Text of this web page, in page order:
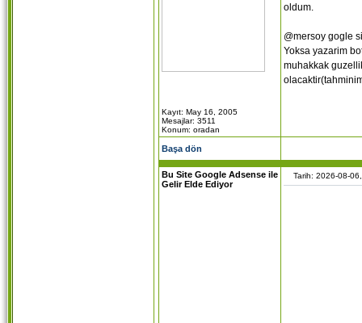
Kayıt: May 16, 2005
Mesajlar: 3511
Konum: oradan
oldum.
@mersoy gogle
Yoksa yazarim
muhakkak
Başa dön
Bu Site Google Adsense ile
Gelir Elde Ediyor
Tarih: 2026-08-